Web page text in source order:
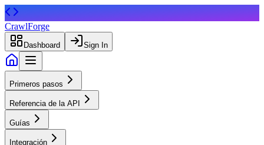
CrawlForge
Dashboard Sign In
Primeros pasos
Referencia de la API
Guías
Integración